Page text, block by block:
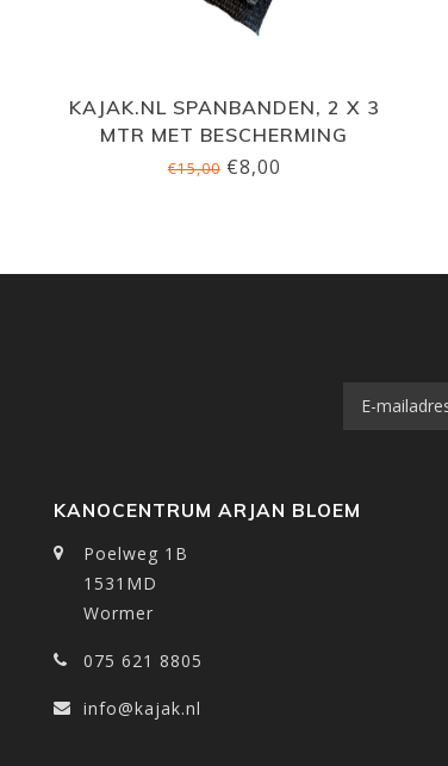
KAJAK.NL SPANBANDEN, 2 X 3
MTR MET BESCHERMING
€15,00€8,00
KANOCENTRUM ARJAN BLOEM
Poelweg 1B
1531MD
Wormer
075 621 8805
info@kajak.nl